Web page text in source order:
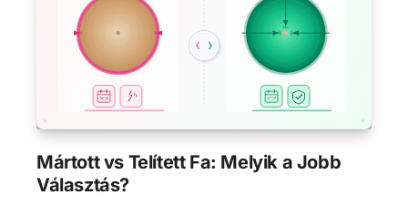
Mártott vs Telített Fa: Melyik a Jobb
Választás?